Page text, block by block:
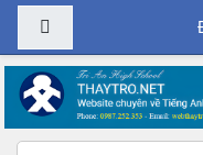
Chuyển tới nội dung chính
Bảng điều khiển